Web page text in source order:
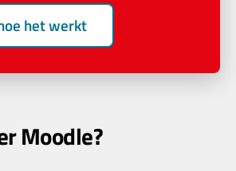
het werkt
Moodle?